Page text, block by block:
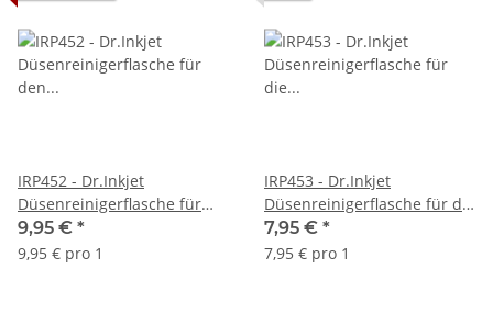
IRP452 - Dr.Inkjet
Düsenreinigerflasche für
den Schwarztank für Epson
Ecotankdrucker
9,95 € *
9,95 € pro 1
IRP453 - Dr.Inkjet
Düsenreinigerflasche für die
Farbtanks für Epson
Ecotankdrucker
7,95 € *
7,95 € pro 1